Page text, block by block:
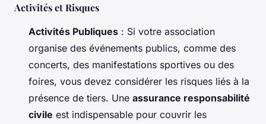
Activités et Risques
Activités Publiques : Si votre association
organise des événements publics, comme des
concerts, des manifestations sportives ou des
foires, vous devez considérer les risques liés à la
présence de tiers. Une assurance responsabilité
civile est indispensable pour couvrir les